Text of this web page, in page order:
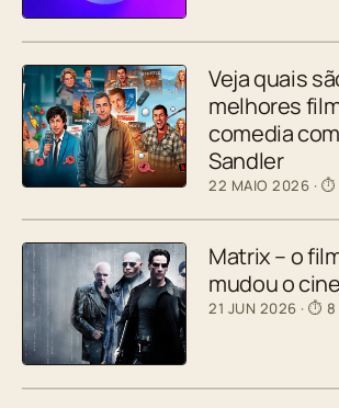
Veja quais
melhores
comedia
Sandler
22 MAIO 2026 · ⏱
Matrix – o
mudou o
21 JUN 2026 · ⏱ 8